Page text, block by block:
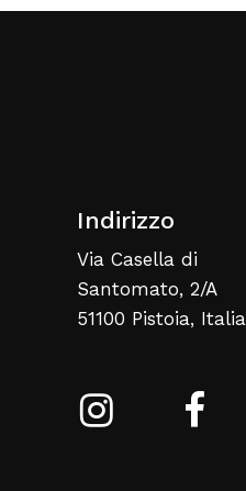
Indirizzo
Via Casella di
Santomato, 2/A
51100 Pistoia, Italia